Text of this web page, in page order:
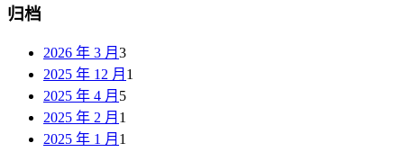
归档
2026 年 3 月 3
2025 年 12 月 1
2025 年 4 月 5
2025 年 2 月 1
2025 年 1 月 1